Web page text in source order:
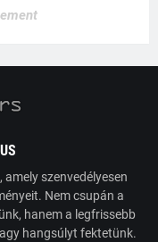
szenvedélyesen
Nem csupán a
hanem a legfrissebb
hangsúlyt fektetünk.